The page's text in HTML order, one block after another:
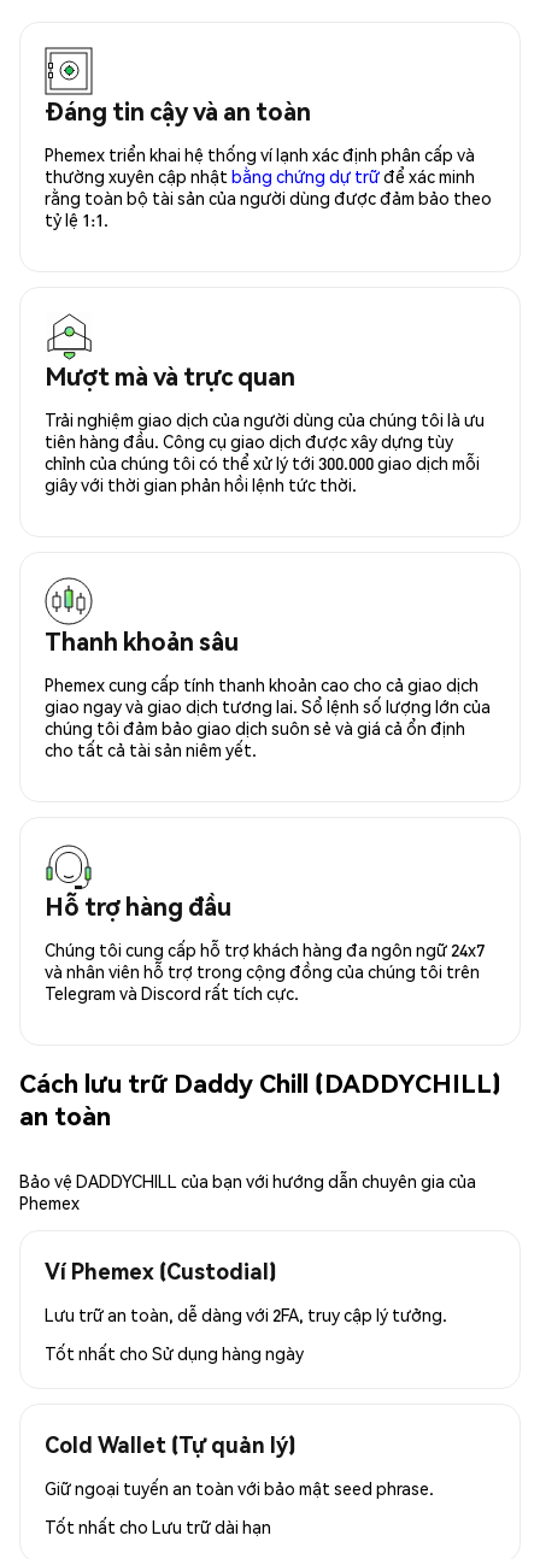
Đáng tin cậy và an toàn
Phemex triển khai hệ thống ví lạnh xác định phân cấp và
thường xuyên cập nhật bằng chứng dự trữđể xác minh
rằng toàn bộ tài sản của người dùng được đảm bảo theo
tỷ lệ 1:1.
Mượt mà và trực quan
Trải nghiệm giao dịch của người dùng của chúng tôi là ưu
tiên hàng đầu. Công cụ giao dịch được xây dựng tùy
chỉnh của chúng tôi có thể xử lý tới 300.000 giao dịch mỗi
giây với thời gian phản hồi lệnh tức thời.
Thanh khoản sâu
Phemex cung cấp tính thanh khoản cao cho cả giao dịch
giao ngay và giao dịch tương lai. Sổ lệnh số lượng lớn của
chúng tôi đảm bảo giao dịch suôn sẻ và giá cả ổn định
cho tất cả tài sản niêm yết.
Hỗ trợ hàng đầu
Chúng tôi cung cấp hỗ trợ khách hàng đa ngôn ngữ 24x7
và nhân viên hỗ trợ trong cộng đồng của chúng tôi trên
Telegram và Discord rất tích cực.
Cách lưu trữ Daddy Chill (DADDYCHILL)
an toàn
Bảo vệ DADDYCHILL của bạn với hướng dẫn chuyên gia của
Phemex
Ví Phemex (Custodial)
Lưu trữ an toàn, dễ dàng với 2FA, truy cập lý tưởng.
Tốt nhất cho Sử dụng hàng ngày
Cold Wallet (Tự quản lý)
Giữ ngoại tuyến an toàn với bảo mật seed phrase.
Tốt nhất cho Lưu trữ dài hạn